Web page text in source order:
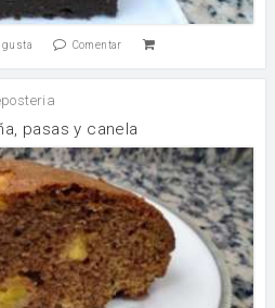
gusta Comentar
pasas y canela